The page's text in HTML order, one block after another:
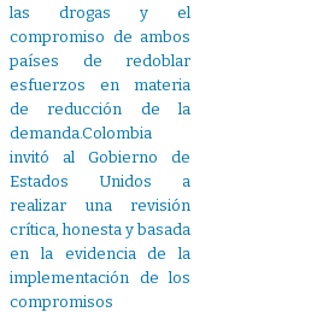
las drogas y el
compromiso de ambos
países de redoblar
esfuerzos en materia
de reducción de la
demanda.Colombia
invitó al Gobierno de
Estados Unidos a
realizar una revisión
crítica, honesta y basada
en la evidencia de la
implementación de los
compromisos